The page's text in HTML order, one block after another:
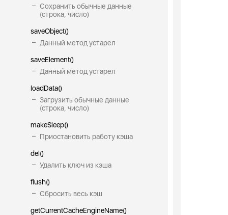
Сохранить обычные данные
(строка, число)
saveObject()
Данный метод устарел
saveElement()
Данный метод устарел
loadData()
Загрузить обычные данные
(строка, число)
makeSleep()
Приостановить работу кэша
del()
Удалить ключ из кэша
flush()
Сбросить весь кэш
getCurrentCacheEngineName()